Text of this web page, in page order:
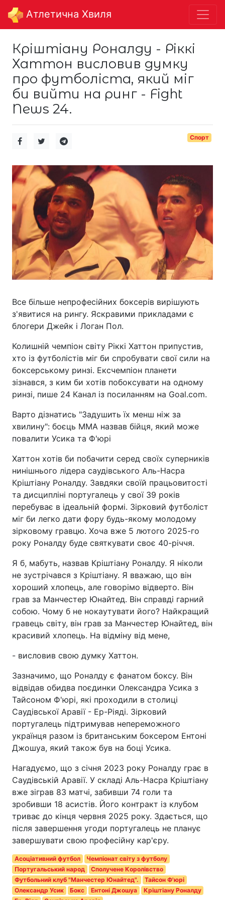
Aтлетична Хвиля
Кріштіану Роналду - Ріккі
Хаттон висловив думку
про футболіста, який міг
би вийти на ринг - Fight
News 24.
Спорт
Все більше непрофесійних боксерів вирішують
з'явитися на рингу. Яскравими прикладами є
блогери Джейк і Логан Пол.
Колишній чемпіон світу Ріккі Хаттон припустив,
хто із футболістів міг би спробувати свої сили на
боксерському ринзі. Ексчемпіон планети
зізнався, з ким би хотів побоксувати на одному
ринзі, пише 24 Канал із посиланням на Goal.com.
Варто дізнатись "Задушить їх менш ніж за
хвилину": боєць ММА назвав бійця, який може
повалити Усика та Ф'юрі
Хаттон хотів би побачити серед своїх суперників
нинішнього лідера саудівського Аль-Насра
Кріштіану Роналду. Завдяки своїй працьовитості
та дисципліні португалець у свої 39 років
перебуває в ідеальній формі. Зірковий футболіст
міг би легко дати фору будь-якому молодому
зірковому гравцю. Хоча вже 5 лютого 2025-го
року Роналду буде святкувати своє 40-річчя.
Я б, мабуть, назвав Кріштіану Роналду. Я ніколи
не зустрічався з Кріштіану. Я вважаю, що він
хороший хлопець, але говорімо відверто. Він
грав за Манчестер Юнайтед. Він справді гарний
собою. Чому б не нокаутувати його? Найкращий
гравець світу, він грав за Манчестер Юнайтед, він
красивий хлопець. На відміну від мене,
- висловив свою думку Хаттон.
Зазначимо, що Роналду є фанатом боксу. Він
відвідав обидва поєдинки Олександра Усика з
Тайсоном Ф'юрі, які проходили в столиці
Саудівської Аравії - Ер-Ріяді. Зірковий
португалець підтримував непереможного
українця разом із британським боксером Ентоні
Джошуа, який також був на боці Усика.
Нагадуємо, що з січня 2023 року Роналду грає в
Саудівській Аравії. У складі Аль-Насра Кріштіану
вже зіграв 83 матчі, забивши 74 голи та
зробивши 18 асистів. Його контракт із клубом
триває до кінця червня 2025 року. Здається, що
після завершення угоди португалець не планує
завершувати свою професійну кар'єру.
Асоціативний футбол
Чемпіонат світу з футболу
Португальський народ
Сполучене Королівство
Футбольний клуб "Манчестер Юнайтед".
Тайсон Ф'юрі
Олександр Усик
Бокс Ентоні Джошуа
Кріштіану Роналду